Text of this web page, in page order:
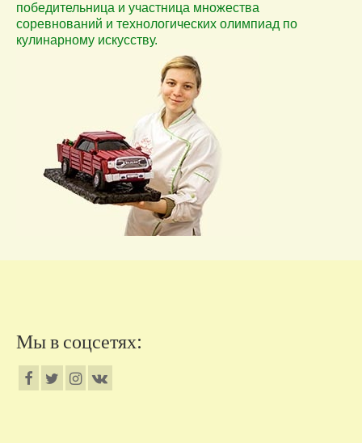
победительница и участница множества
соревнований и технологических олимпиад по
кулинарному искусству.
Мы в соцсетях: